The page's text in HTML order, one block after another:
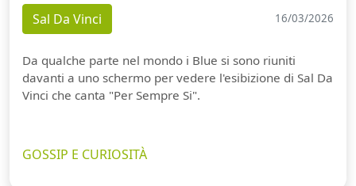
Sal Da Vinci 16/03/2026
Da qualche parte nel mondo i Blue si sono riuniti
davanti a uno schermo per vedere l'esibizione di Sal Da
Vinci che canta "Per Sempre Si".
GOSSIP E CURIOSITÀ